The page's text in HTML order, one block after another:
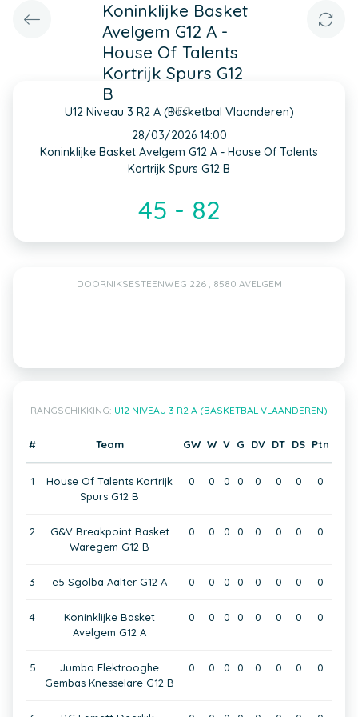
Koninklijke Basket
Avelgem G12 A -
House Of Talents
Kortrijk Spurs G12
B
U12 Niveau 3 R2 A (Basketbal Vlaanderen)
INFO
28/03/2026 14:00
Koninklijke Basket Avelgem G12 A - House Of Talents
Kortrijk Spurs G12 B
45 - 82
DOORNIKSESTEENWEG 226 , 8580 AVELGEM
RANGSCHIKKING: U12 NIVEAU 3 R2 A (BASKETBAL VLAANDEREN)
# Team GW W V G DV DT DS Ptn
1
House Of Talents Kortrijk
Spurs G12 B
0 0 0 0 0 0 0 0
2
G&V Breakpoint Basket
Waregem G12 B
0 0 0 0 0 0 0 0
3 e5 Sgolba Aalter G12 A 0 0 0 0 0 0 0 0
4
Koninklijke Basket
Avelgem G12 A
0 0 0 0 0 0 0 0
5
Jumbo Elektrooghe
Gembas Knesselare G12 B
0 0 0 0 0 0 0 0